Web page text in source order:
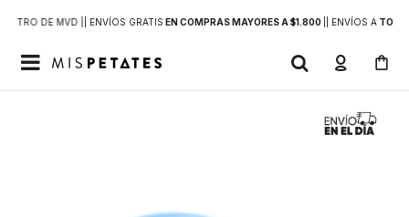
DE MVD | | ENVÍOS GRATIS EN COMPRAS MAYORES A $1.800 | ENVÍOS ATODO
